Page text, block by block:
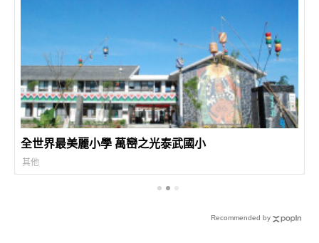
全世界最美麗小學 萬巒之光泰武國小
其他
Recommended by